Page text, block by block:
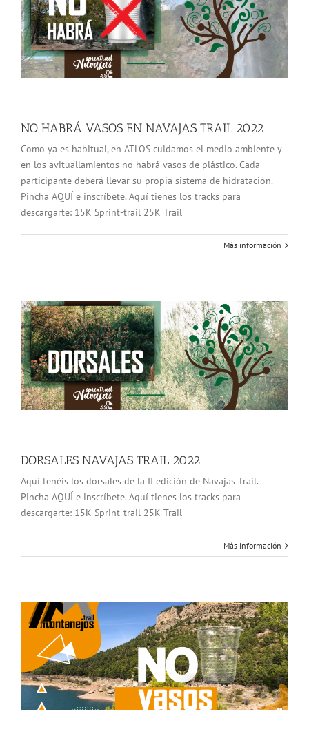
NO HABRÁ VASOS EN NAVAJAS TRAIL 2022
Como ya es habitual, en ATLOS cuidamos el medio ambiente y
en los avituallamientos no habrá vasos de plástico. Cada
participante deberá llevar su propia sistema de hidratación.
Pincha AQUÍ e inscríbete. Aquí tienes los tracks para
descargarte: 15K Sprint-trail 25K Trail
Más información
DORSALES NAVAJAS TRAIL 2022
Aquí tenéis los dorsales de la II edición de Navajas Trail.
Pincha AQUÍ e inscríbete. Aquí tienes los tracks para
descargarte: 15K Sprint-trail 25K Trail
Más información